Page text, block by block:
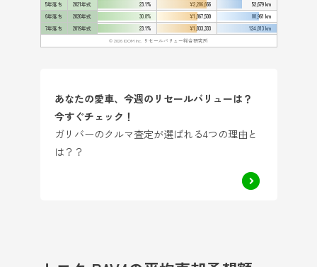
5年落ち
2021年式 23.1% ¥2,286,666
52,679 km
6年落ち
2020年式 30.8% ¥1,867,500
88,961 km
7年落ち
2019年式 23.1% ¥1,833,333
124,813 km
© 2026 IDOM Inc. リセールバリュー総合研究所
あなたの愛車、今週のリセールバリューは？
今すぐチェック！
ガリバーのクルマ査定が選ばれる4つの理由と
は？？